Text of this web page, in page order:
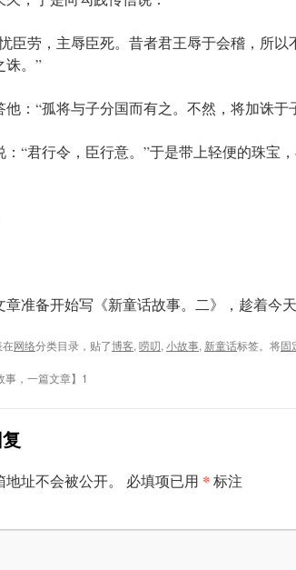
臣劳，主辱臣死。昔者君王辱于会稽，所
诛。”
他：“孤将与子分国而有之。不然，将加诛于
：“君行令，臣行意。”于是带上轻便的珠宝
章准备开始写《新童话故事。二》，趁着今
在网络分类目录，贴了博客, 唠叨, 小故事, 新童话标签。将固
事，一篇文章】1
址不会被公开。 必填项已用 * 标注